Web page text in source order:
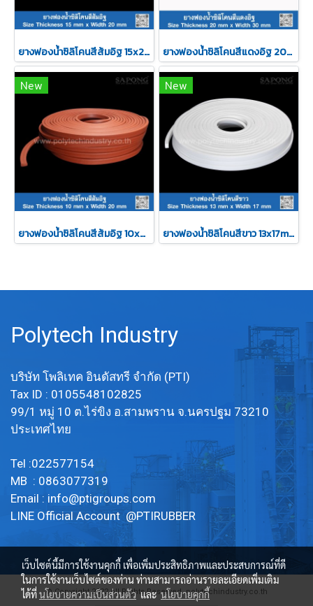
ยางฟองน้ำซิลิโคนสีส้มอิฐ 15x20mm ยางฟองน้ำซิลิโคนสีแดงอิฐ 20x30mm
New
ยางฟองน้ำซิลิโคนสีส้มอิฐ 10x20mm
New
ยางฟองน้ำซิลิโคนสีขาว 13x17mm
Polytech Industry
บริษัท โพลิเทค อินดัสทรี จำกัด (PTI)
Tax ID : 0105548102825
99/1 หมู่ 10 ต.ไร่ขิง อ.สามพราน จ.นครปฐม 73210
ประเทศไทย
Tel :022577154
MB : 0863077319
Email : info@ptigroups.com
LINE Official Account @PTIRUBBER
© Copyright 2022 All Rights Reserved. polytechindustry.co.th
เว็บไซต์นี้มีการใช้งานคุกกี้ เพื่อเพิ่มประสิทธิภาพและประสบการณ์ที่ดี
ในการใช้งานเว็บไซต์ของท่าน ท่านสามารถอ่านรายละเอียดเพิ่มเติม
ได้ที่นโยบายความเป็นส่วนตัวและนโยบายคุกกี้